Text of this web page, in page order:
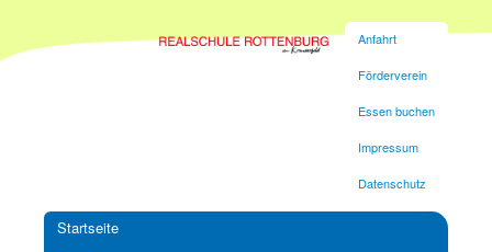
Anfahrt
Förderverein
Essen buchen
Impressum
Datenschutz
Startseite